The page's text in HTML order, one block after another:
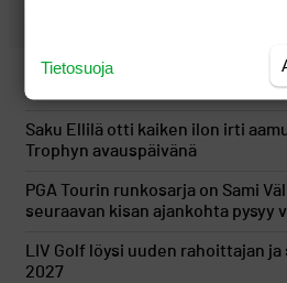
Tapio Pulkkanen heräsi takaysillä
lähtöaseman
Saku Ellilä otti kaiken ilon irti
Trophyn avauspäivänä
PGA Tourin runkosarja on Sami
seuraavan kisan ajankohta pysyy
LIV Golf löysi uuden rahoittajan
2027
Tietosuoja